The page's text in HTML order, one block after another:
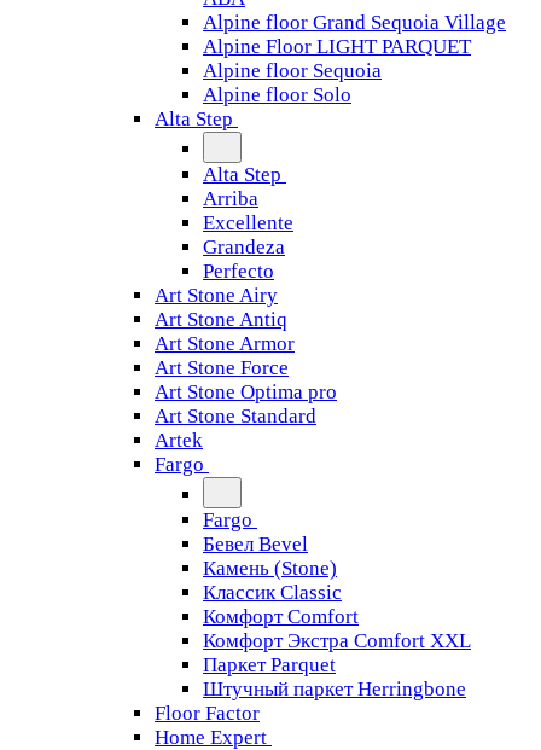
Alpine floor Grand Sequoia Village
Alpine Floor LIGHT PARQUET
Alpine floor Sequoia
Alpine floor Solo
Alta Step
Alta Step
Arriba
Excellente
Grandeza
Perfecto
Art Stone Airy
Art Stone Antiq
Art Stone Armor
Art Stone Force
Art Stone Optima pro
Art Stone Standard
Artek
Fargo
Fargo
Бевел Bevel
Камень (Stone)
Классик Classic
Комфорт Comfort
Комфорт Экстра Comfort XXL
Паркет Parquet
Штучный паркет Herringbone
Floor Factor
Home Expert